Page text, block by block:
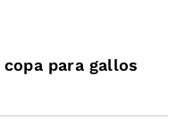
para gallos